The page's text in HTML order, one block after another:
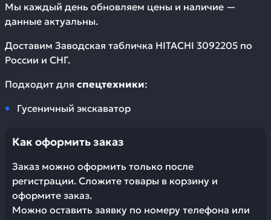
Мы каждый день обновляем цены и наличие —
данные актуальны.
Доставим Заводская табличка HITACHI 3092205 по
России и СНГ.
Подходит для спецтехники:
Гусеничный экскаватор
Как оформить заказ
Заказ можно оформить только после
регистрации. Сложите товары в корзину и
оформите заказ.
Можно оставить заявку по номеру телефона или